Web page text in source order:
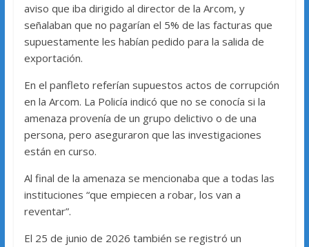
aviso que iba dirigido al director de la Arcom, y
señalaban que no pagarían el 5% de las facturas que
supuestamente les habían pedido para la salida de
exportación.
En el panfleto referían supuestos actos de corrupción
en la Arcom. La Policía indicó que no se conocía si la
amenaza provenía de un grupo delictivo o de una
persona, pero aseguraron que las investigaciones
están en curso.
Al final de la amenaza se mencionaba que a todas las
instituciones “que empiecen a robar, los van a
reventar”.
El 25 de junio de 2026 también se registró un